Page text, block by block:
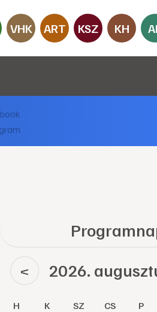
VHK ART KSZ KH
< 2026.
H K SZ CS P